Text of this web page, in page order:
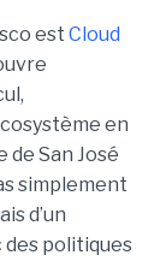
est Cloud
en
de San José
simplement
d’un
politiques